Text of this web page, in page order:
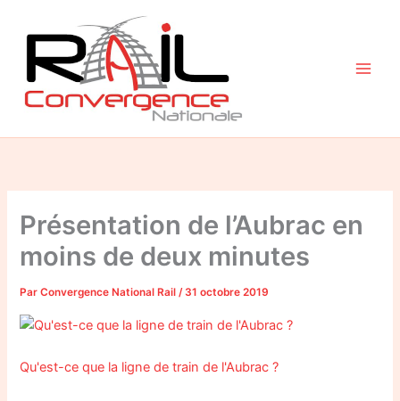
contenu
Présentation de l’Aubrac en
moins de deux minutes
ParConvergence National Rail/ 31 octobre 2019
Qu'est-ce que la ligne de train de l'Aubrac ?